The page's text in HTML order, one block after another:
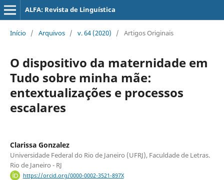
ALFA: Revista de Linguística
Início / Arquivos / v. 64 (2020) / Artigos Originais
O dispositivo da maternidade em
Tudo sobre minha mãe:
entextualizações e processos
escalares
Clarissa Gonzalez
Universidade Federal do Rio de Janeiro (UFRJ), Faculdade de Letras.
Rio de Janeiro - RJ
https://orcid.org/0000-0002-3521-897X